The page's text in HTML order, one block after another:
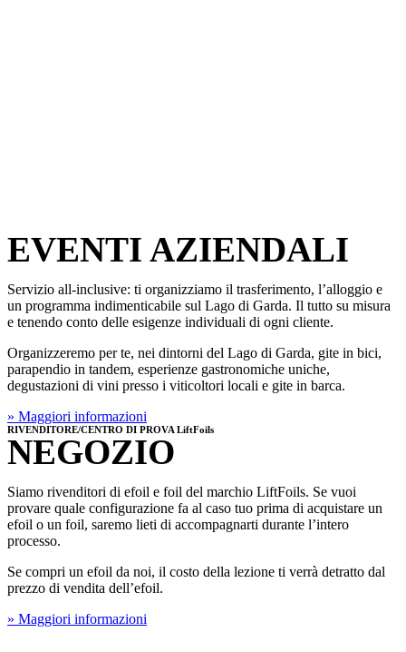
EVENTI AZIENDALI
Servizio all-inclusive: ti organizziamo il trasferimento, l’alloggio e
un programma indimenticabile sul Lago di Garda. Il tutto su misura
e tenendo conto delle esigenze individuali di ogni cliente.
Organizzeremo per te, nei dintorni del Lago di Garda, gite in bici,
parapendio in tandem, esperienze gastronomiche uniche,
degustazioni di vini presso i viticoltori locali e gite in barca.
» Maggiori informazioni
RIVENDITORE/CENTRO DI PROVA LiftFoils
NEGOZIO
Siamo rivenditori di efoil e foil del marchio LiftFoils. Se vuoi
provare quale configurazione fa al caso tuo prima di acquistare un
efoil o un foil, saremo lieti di accompagnarti durante l’intero
processo.
Se compri un efoil da noi, il costo della lezione ti verrà detratto dal
prezzo di vendita dell’efoil.
» Maggiori informazioni